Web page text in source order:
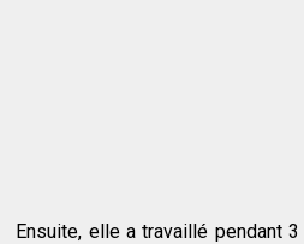
Ensuite, elle a travaillé pendant